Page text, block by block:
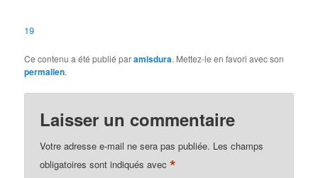
19
Ce contenu a été publié paramisdura. Mettez-le en favori avec son
permalien.
Laisser un commentaire
Votre adresse e-mail ne sera pas publiée. Les champs
obligatoires sont indiqués avec*